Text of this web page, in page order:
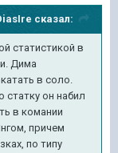
сказал:
статистикой в
Дима
в соло.
он набил
в комании
причем
по типу